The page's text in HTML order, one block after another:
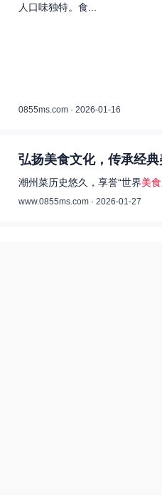
人口味独特。食...
0855ms.com · 2026-01-16
弘扬美食文化，传承经
潮州菜历史悠久，享誉“世界美食
www.0855ms.com · 2026-01-27